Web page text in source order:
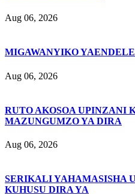
Aug 06, 2026
MIGAWANYIKO
Aug 06, 2026
RUTO AKOSOA UPINZANI
MAZUNGUMZO YA DIRA
Aug 06, 2026
SERIKALI YAHAMASISHA
KUHUSU DIRA YA